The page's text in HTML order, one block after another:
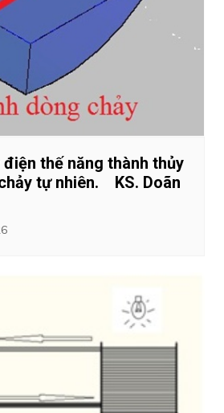
thế năng thành thủy
tự nhiên. KS. Doãn